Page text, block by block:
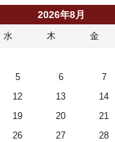
2026年8月
水 木 金
5 6 7
12 13 14
19 20 21
26 27 28